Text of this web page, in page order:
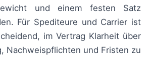
und einem festen Satz
Für Spediteure und Carrier ist
im Vertrag Klarheit über
Nachweispflichten und Fristen zu